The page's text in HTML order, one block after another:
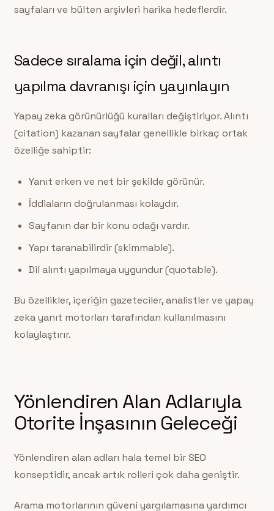
sayfaları ve bülten arşivleri harika hedeflerdir.
Sadece sıralama için değil, alıntı
yapılma davranışı için yayınlayın
Yapay zeka görünürlüğü kuralları değiştiriyor. Alıntı
(citation) kazanan sayfalar genellikle birkaç ortak
özelliğe sahiptir:
Yanıt erken ve net bir şekilde görünür.
İddiaların doğrulanması kolaydır.
Sayfanın dar bir konu odağı vardır.
Yapı taranabilirdir (skimmable).
Dil alıntı yapılmaya uygundur (quotable).
Bu özellikler, içeriğin gazeteciler, analistler ve yapay
zeka yanıt motorları tarafından kullanılmasını
kolaylaştırır.
Yönlendiren Alan Adlarıyla
Otorite İnşasının Geleceği
Yönlendiren alan adları hala temel bir SEO
konseptidir, ancak artık rolleri çok daha geniştir.
Arama motorlarının güveni yargılamasına yardımcı